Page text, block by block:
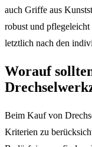
auch Griffe aus
robust und
letztlich nach den
Worauf
Beim Kauf von
Kriterien zu